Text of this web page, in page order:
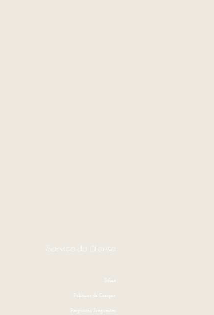
Serviço do Cliente
Sobre
Politicas de Compra
Perguntas Frequentes